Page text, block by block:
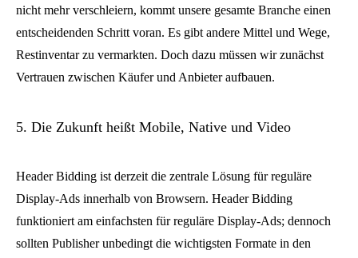
nicht mehr verschleiern, kommt unsere gesamte Branche einen
entscheidenden Schritt voran. Es gibt andere Mittel und Wege,
Restinventar zu vermarkten. Doch dazu müssen wir zunächst
Vertrauen zwischen Käufer und Anbieter aufbauen.
5. Die Zukunft heißt Mobile, Native und Video
Header Bidding ist derzeit die zentrale Lösung für reguläre
Display-Ads innerhalb von Browsern. Header Bidding
funktioniert am einfachsten für reguläre Display-Ads; dennoch
sollten Publisher unbedingt die wichtigsten Formate in den